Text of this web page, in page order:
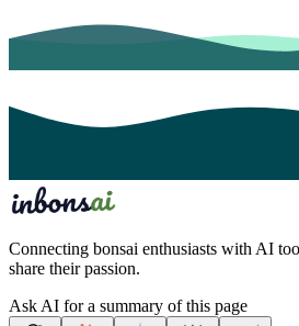
Connecting bonsai enthusiasts with AI
share their passion.
Ask AI for a summary of this page